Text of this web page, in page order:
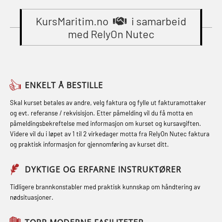
Compressed Air Emergency
Breathing System (CA-EBS) og
Skuldermåling (OBS125)
Fallsikring (FAR108)
Førstehjelp – repetisjon (OFA102)
Førstehjelp grunnkurs (OFABLE101)
GOC sertifikat grunnleggende
GOC sertifikat repetisjon (GMDSS)
(MRC102)
sikkerhetskurs for offiserer
(MBSBLE024)
STCW Oppdatering videregående
(MBSBLE021)
STCW kombi oppdatering offiserer
og med.behandling (MBS134)
STCW Kombi Oppdatering Offiserer
og Medisinsk Behandling med
Webinar (MBS1341)
STCW Oppdatering for offiserer 24 t
(MBS114)
STCW Medisinsk førstehjelp (MFA1081)
Grunnkurs Industrivern (LSC115)
Grunnkurs Røykdykking Industrivern
inkl. brannslukning (FSC121)
Hjertestarter brukerkurs (OFA107)
Røykdykking industrivern –
repetisjon (LFI105)
Sikkerhetskurs for ansatte på
oppdrettsanlegg (LBS100)
Ulykkesgransking – Webinar (LSP103)
KursMaritim.no
i samarbeid
med RelyOn Nutec
ENKELT Å BESTILLE
Skal kurset betales av andre, velg faktura og fylle ut fakturamottaker
og evt. referanse / rekvisisjon. Etter påmelding vil du få motta en
påmeldingsbekreftelse med informasjon om kurset og kursavgiften.
Videre vil du i løpet av 1 til 2 virkedager motta fra RelyOn Nutec faktura
og praktisk informasjon for gjennomføring av kurset ditt.
DYKTIGE OG ERFARNE INSTRUKTØRER
Tidligere brannkonstabler med praktisk kunnskap om håndtering av
nødsituasjoner.